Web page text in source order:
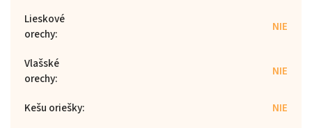
Lieskové
orechy: NIE
Vlašské
orechy: NIE
Kešu oriešky:
NIE